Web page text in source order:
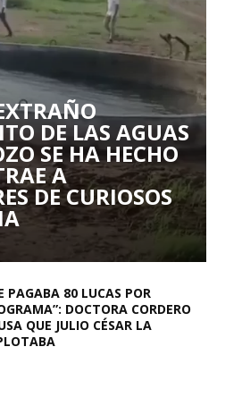
DE LAS AGUAS
SE HA HECHO
A
DE CURIOSOS
PAGABA 80 LUCAS POR
DOCTORA CORDERO
QUE JULIO CÉSAR LA